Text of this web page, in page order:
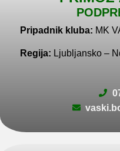
Pripadnik kluba: MK
Regija: Ljubljansko –